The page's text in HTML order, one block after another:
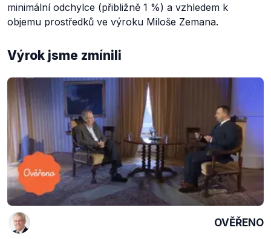
minimální odchylce (přibližně 1 %) a vzhledem k
objemu prostředků ve výroku Miloše Zemana.
Výrok jsme zmínili
OVĚŘENO